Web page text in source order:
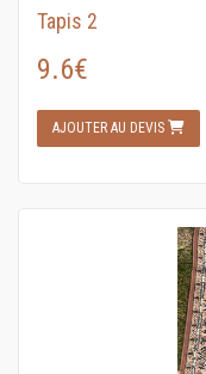
Tapis 2
9.6€
AJOUTER AU DEVIS